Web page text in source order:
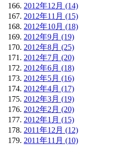
2012年12月 (14)
2012年11月 (15)
2012年10月 (18)
2012年9月 (19)
2012年8月 (25)
2012年7月 (20)
2012年6月 (18)
2012年5月 (16)
2012年4月 (17)
2012年3月 (19)
2012年2月 (20)
2012年1月 (15)
2011年12月 (12)
2011年11月 (10)